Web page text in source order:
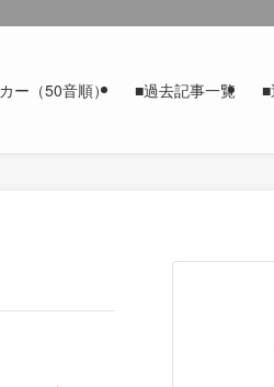
ー（50音順） ■過去記事一覧 ■